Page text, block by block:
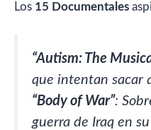
Los 15 Documentales
“Autism: The
que intentan sacar
“Body of War”:
guerra de Iraq en